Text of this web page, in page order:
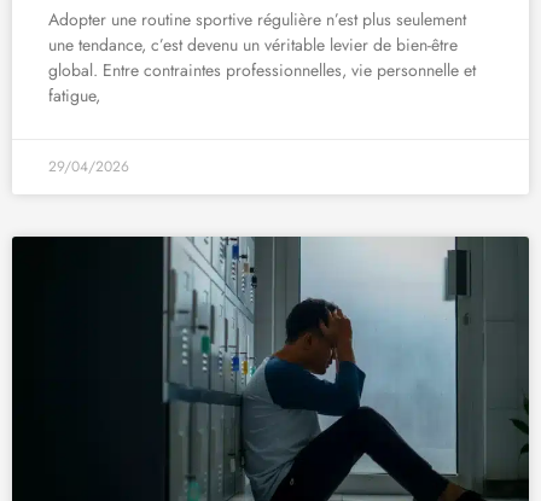
Adopter une routine sportive régulière n’est plus seulement
une tendance, c’est devenu un véritable levier de bien-être
global. Entre contraintes professionnelles, vie personnelle et
fatigue,
29/04/2026